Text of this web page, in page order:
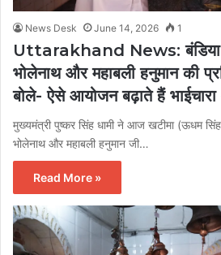
News Desk June 14, 2026 1
Uttarakhand News: बंडिया
भोलेनाथ और महाबली हनुमान की
बोले- ऐसे आयोजन बढ़ाते हैं
मुख्यमंत्री पुष्कर सिंह धामी ने आज खटीमा (ऊधम
भोलेनाथ और महाबली हनुमान जी…
Read More »